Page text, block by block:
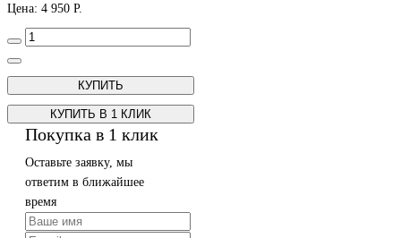
Цена: 4 950 Р.
КУПИТЬ В 1 КЛИК
Покупка в 1 клик
Оставьте заявку, мы
ответим в ближайшее
время